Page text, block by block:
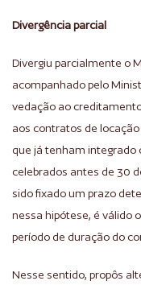
Divergência parcial
Divergiu parcialmente o
acompanhado pelo
vedação ao
aos contratos de
que já tenham integrado
celebrados antes de 30
sido fixado um prazo
nessa hipótese, é válido
período de duração do
Nesse sentido, propôs